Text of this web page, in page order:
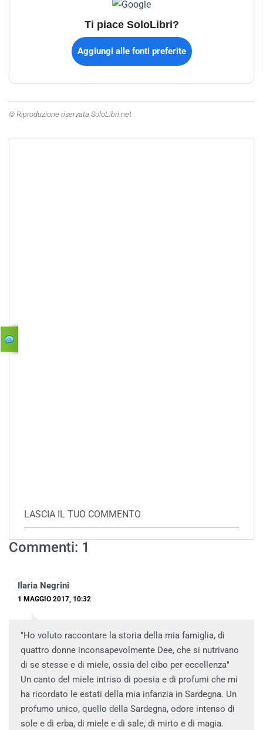
Ti piace SoloLibri?
Aggiungi alle fonti preferite
© Riproduzione riservata SoloLibri.net
LASCIA IL TUO COMMENTO
Commenti: 1
Ilaria Negrini
1 MAGGIO 2017, 10:32
"Ho voluto raccontare la storia della mia famiglia, di
quattro donne inconsapevolmente Dee, che si nutrivano
di se stesse e di miele, ossia del cibo per eccellenza"
Un canto del miele intriso di poesia e di profumi che mi
ha ricordato le estati della mia infanzia in Sardegna. Un
profumo unico, quello della Sardegna, odore intenso di
sole e di erba, di miele e di sale, di mirto e di magia.